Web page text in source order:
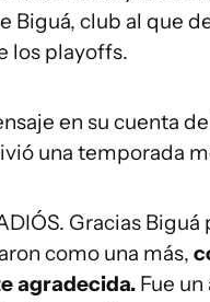
Biguá, club al que
los playoffs.
en su cuenta
una temporada
Gracias
como una más,
agradecida. Fue